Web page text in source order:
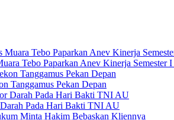
Tebo Paparkan Anev Kinerja Semester
Tanggamus Pekan Depan
Pada Hari Bakti TNI AU